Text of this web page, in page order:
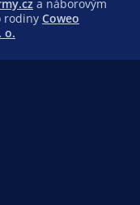
a náborovým
rodiny Coweo
o.